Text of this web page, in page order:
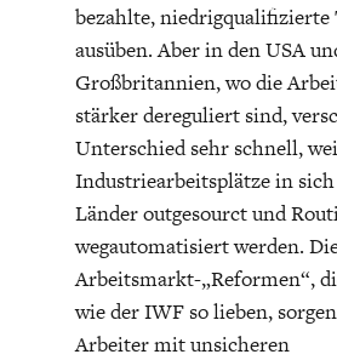
DIE
bezahlte, niedrigqualifizierte
ausüben. Aber in den USA
Großbritannien, wo die
stärker dereguliert sind,
Unterschied sehr schnell,
Industriearbeitsplätze in
Länder outgesourct und
wegautomatisiert werden.
Arbeitsmarkt-„Reformen“,
wie der IWF so lieben,
Arbeiter mit unsicheren